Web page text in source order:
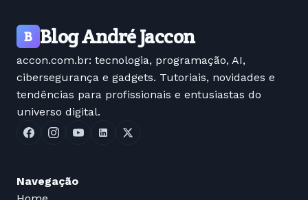
B Blog André Jaccon
accon.com.br: tecnologia, programação, AI,
cibersegurança e gadgets. Tutoriais, novidades e
tendências para profissionais e entusiastas do
universo digital.
Navegação